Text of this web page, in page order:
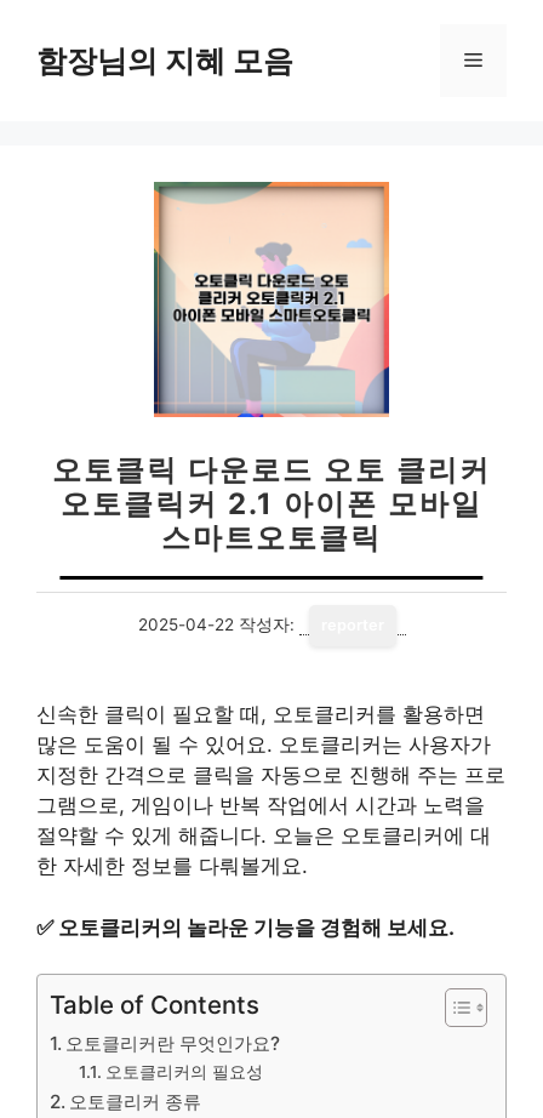
함장님의 지혜 모음 메
오토클릭 다운로드 오토 클리커
오토클릭커 2.1 아이폰 모바일
스마트오토클릭
2025-04-22 작성자:
신속한 클릭이 필요할 때, 오토클리커를 활용하면
많은 도움이 될 수 있어요. 오토클리커는 사용자가
지정한 간격으로 클릭을 자동으로 진행해 주는 프로
그램으로, 게임이나 반복 작업에서 시간과 노력을
절약할 수 있게 해줍니다. 오늘은 오토클리커에 대
한 자세한 정보를 다뤄볼게요.
✅ 오토클리커의 놀라운 기능을 경험해 보세요.
Table of Contents
오토클리커란 무엇인가요?
오토클리커의 필요성
오토클리커 종류